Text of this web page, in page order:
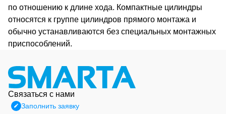
по отношению к длине хода. Компактные цилиндры
относятся к группе цилиндров прямого монтажа и
обычно устанавливаются без специальных монтажных
приспособлений.
Связаться с нами
Заполнить заявку